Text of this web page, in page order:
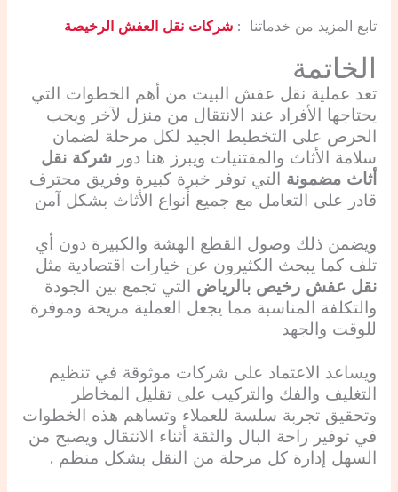
تابع المزيد من خدماتنا : شركات نقل العفش الرخيصة
الخاتمة
تعد عملية نقل عفش البيت من أهم الخطوات التي
يحتاجها الأفراد عند الانتقال من منزل لآخر ويجب
الحرص على التخطيط الجيد لكل مرحلة لضمان
سلامة الأثاث والمقتنيات ويبرز هنا دور شركة نقل
أثاث مضمونة التي توفر خبرة كبيرة وفريق محترف
قادر على التعامل مع جميع أنواع الأثاث بشكل آمن
ويضمن ذلك وصول القطع الهشة والكبيرة دون أي
تلف كما يبحث الكثيرون عن خيارات اقتصادية مثل
نقل عفش رخيص بالرياض التي تجمع بين الجودة
والتكلفة المناسبة مما يجعل العملية مريحة وموفرة
للوقت والجهد
ويساعد الاعتماد على شركات موثوقة في تنظيم
التغليف والفك والتركيب على تقليل المخاطر
وتحقيق تجربة سلسة للعملاء وتساهم هذه الخطوات
في توفير راحة البال والثقة أثناء الانتقال ويصبح من
السهل إدارة كل مرحلة من النقل بشكل منظم .